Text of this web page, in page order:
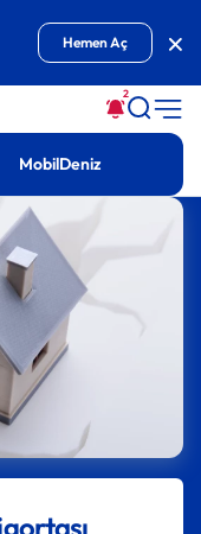
Hemen Aç
2
MobilDeniz